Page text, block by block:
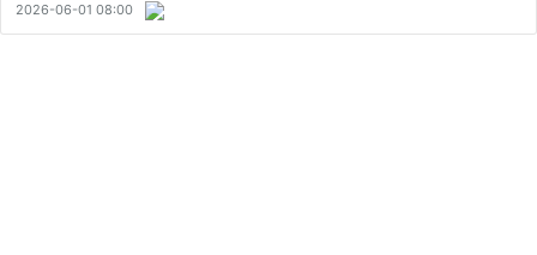
ン、キム・ソンギュン出演。ネタバレあり。
2026-06-01 08:00